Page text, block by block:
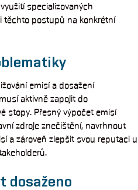
specializovaných
těchto postupů na konkrétní
emisí a dosažení
aktivně zapojit do
stopy. Přesný výpočet emisí
zdroje znečištění, navrhnout
a zároveň zlepšit svou reputaci u
dosaženo